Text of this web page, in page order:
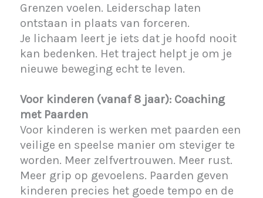
Grenzen voelen. Leiderschap laten
ontstaan in plaats van forceren.
Je lichaam leert je iets dat je hoofd nooit
kan bedenken. Het traject helpt je om je
nieuwe beweging echt te leven.
Voor kinderen (vanaf 8 jaar): Coaching
met Paarden
Voor kinderen is werken met paarden een
veilige en speelse manier om steviger te
worden. Meer zelfvertrouwen. Meer rust.
Meer grip op gevoelens. Paarden geven
kinderen precies het goede tempo en de